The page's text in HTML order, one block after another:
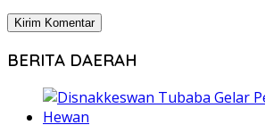
BERITA DAERAH